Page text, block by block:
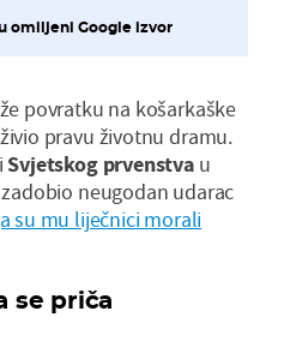
omiljeni Google izvor
povratku na košarkaške
pravu životnu dramu.
Svjetskog prvenstvau
neugodan udarac
su mu liječnici morali
se priča